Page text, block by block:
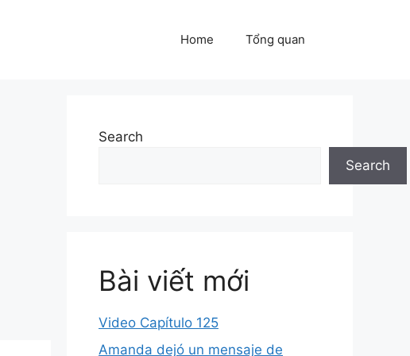
Home Tổng quan
Search
Search
Bài viết mới
Video Capítulo 125
Amanda dejó un mensaje de